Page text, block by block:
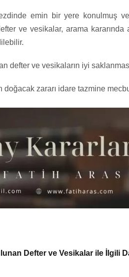
emin bir yere konulmuş
ve vesikalar, arama kararında
defter ve vesikaların iyi
doğacak zararı idare tazmine
Defter ve Vesikalar ile İlgili